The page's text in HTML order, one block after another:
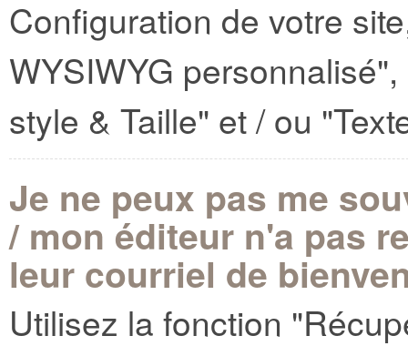
Configuration de votre
WYSIWYG
style & Taille" et / ou
Je ne peux pas me
/ mon éditeur n'a pas
leur courriel de
Utilisez la fonction